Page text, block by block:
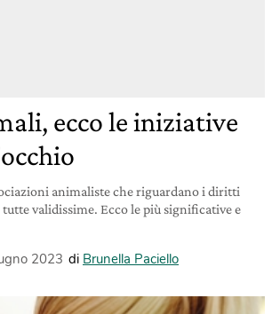
ecco le iniziative
animaliste che riguardano i diritti
validissime. Ecco le più significative e
2023 di Brunella Paciello